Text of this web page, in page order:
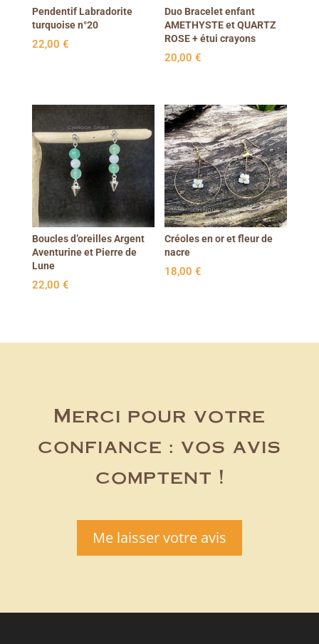
Pendentif Labradorite
turquoise n°20
22,00 €
Duo Bracelet enfant
AMETHYSTE et QUARTZ
ROSE + étui crayons
20,00€
Boucles d’oreilles Argent
Aventurine et Pierre de
Lune
22,00 €
Créoles en or et fleur de
nacre
18,00€
Merci pour votre
confiance : vos avis
comptent !
Me laisser votre avis